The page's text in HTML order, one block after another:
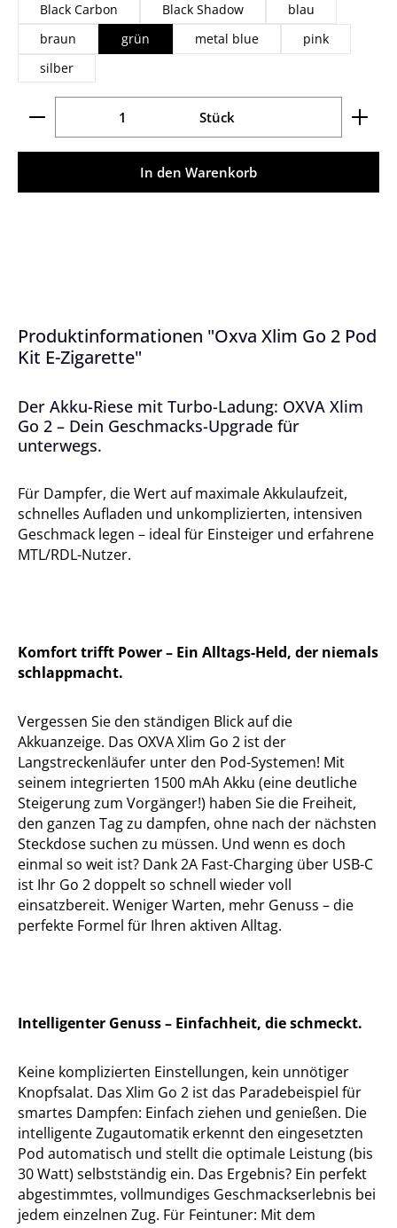
Black Carbon Black Shadow
blau
braun
grün metal blue
pink
silber
Produkt Anzahl: Gib den gewünschten Wert ein
Stück
In den Warenkorb
Produktinformationen "Oxva Xlim Go 2 Pod
Kit E-Zigarette"
Der Akku-Riese mit Turbo-Ladung: OXVA Xlim
Go 2 – Dein Geschmacks-Upgrade für
unterwegs.
Für Dampfer, die Wert auf maximale Akkulaufzeit,
schnelles Aufladen und unkomplizierten, intensiven
Geschmack legen – ideal für Einsteiger und erfahrene
MTL/RDL-Nutzer.
Komfort trifft Power – Ein Alltags-Held, der niemals
schlappmacht.
Vergessen Sie den ständigen Blick auf die
Akkuanzeige. Das OXVA Xlim Go 2 ist der
Langstreckenläufer unter den Pod-Systemen! Mit
seinem integrierten 1500 mAh Akku (eine deutliche
Steigerung zum Vorgänger!) haben Sie die Freiheit,
den ganzen Tag zu dampfen, ohne nach der nächsten
Steckdose suchen zu müssen. Und wenn es doch
einmal so weit ist? Dank 2A Fast-Charging über USB-C
ist Ihr Go 2 doppelt so schnell wieder voll
einsatzbereit. Weniger Warten, mehr Genuss – die
perfekte Formel für Ihren aktiven Alltag.
Intelligenter Genuss – Einfachheit, die schmeckt.
Keine komplizierten Einstellungen, kein unnötiger
Knopfsalat. Das Xlim Go 2 ist das Paradebeispiel für
smartes Dampfen: Einfach ziehen und genießen. Die
intelligente Zugautomatik erkennt den eingesetzten
Pod automatisch und stellt die optimale Leistung (bis
30 Watt) selbstständig ein. Das Ergebnis? Ein perfekt
abgestimmtes, vollmundiges Geschmackserlebnis bei
jedem einzelnen Zug. Für Feintuner: Mit dem